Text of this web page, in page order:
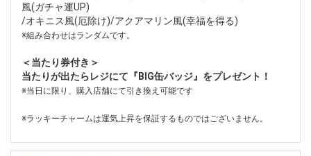
風(ガチャ運UP)
/オキニス風(厄除け)/アクアマリン風(幸福を得る)
※組み合わせはランダムです。
＜当たり券付き＞
当たりが出たらレジにて『BIG缶バッジ』をプレゼント！
※当日に限り、購入店舗にて引き換え可能です
※ラッキーチャームは運気上昇を保証するものではございません。